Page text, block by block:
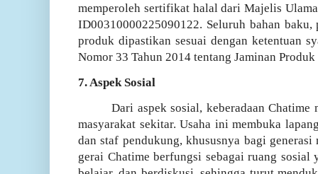
memperoleh sertifikat halal dari Majelis
ID00310000225090122. Seluruh bahan
produk dipastikan sesuai dengan ketentuan
Nomor 33 Tahun 2014 tentang Jaminan
7. Aspek Sosial
Dari aspek sosial, keberadaan
masyarakat sekitar. Usaha ini membuka
dan staf pendukung, khususnya bagi generasi
gerai Chatime berfungsi sebagai ruang sosial